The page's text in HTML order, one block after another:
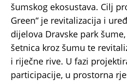
šumskog ekosustava. Cilj
Green“ je revitalizacija i
dijelova Dravske park
šetnica kroz šumu te
i riječne rive. U fazi
participacije, u prostorna